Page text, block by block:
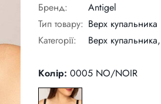
Бренд:
Antigel
Тип товару: Верх купальника
Категорії:
Верх купальника,
Колір: 0005 NO/NOIR